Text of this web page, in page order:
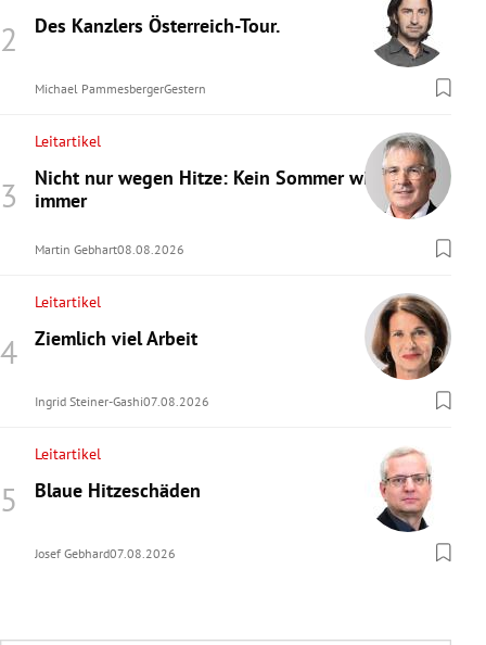
Des Kanzlers Österreich-Tour.
Michael PammesbergerGestern
Leitartikel
Nicht nur wegen Hitze: Kein Sommer wie
immer
Martin Gebhart08.08.2026
Leitartikel
Ziemlich viel Arbeit
Ingrid Steiner-Gashi07.08.2026
Leitartikel
Blaue Hitzeschäden
Josef Gebhard07.08.2026